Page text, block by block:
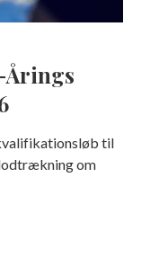
til
om